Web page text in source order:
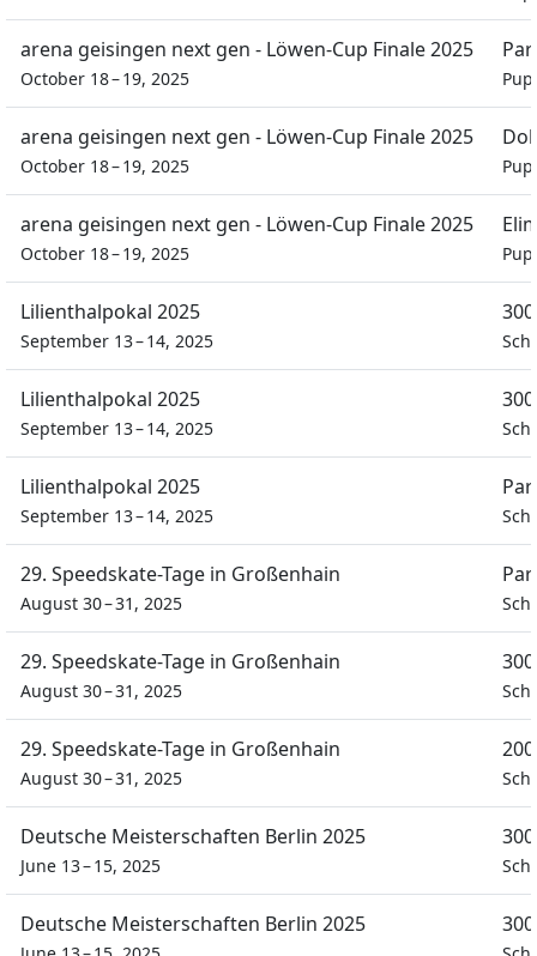
arena geisingen next gen - Löwen-Cup Finale 2025
October 18 – 19, 2025
arena geisingen next gen - Löwen-Cup Finale 2025
October 18 – 19, 2025
arena geisingen next gen - Löwen-Cup Finale 2025
October 18 – 19, 2025
Lilienthalpokal 2025
September 13 – 14, 2025
Lilienthalpokal 2025
September 13 – 14, 2025
Lilienthalpokal 2025
September 13 – 14, 2025
29. Speedskate-Tage in Großenhain
August 30 – 31, 2025
29. Speedskate-Tage in Großenhain
August 30 – 31, 2025
29. Speedskate-Tage in Großenhain
August 30 – 31, 2025
Deutsche Meisterschaften Berlin 2025
June 13 – 15, 2025
Deutsche Meisterschaften Berlin 2025